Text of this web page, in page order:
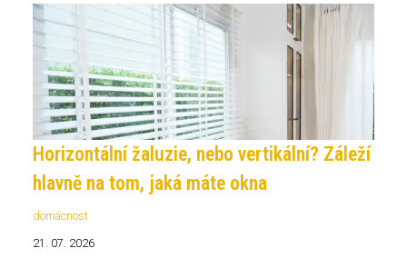
Horizontální žaluzie, nebo vertikální? Záleží
hlavně na tom, jaká máte okna
domácnost
21. 07. 2026